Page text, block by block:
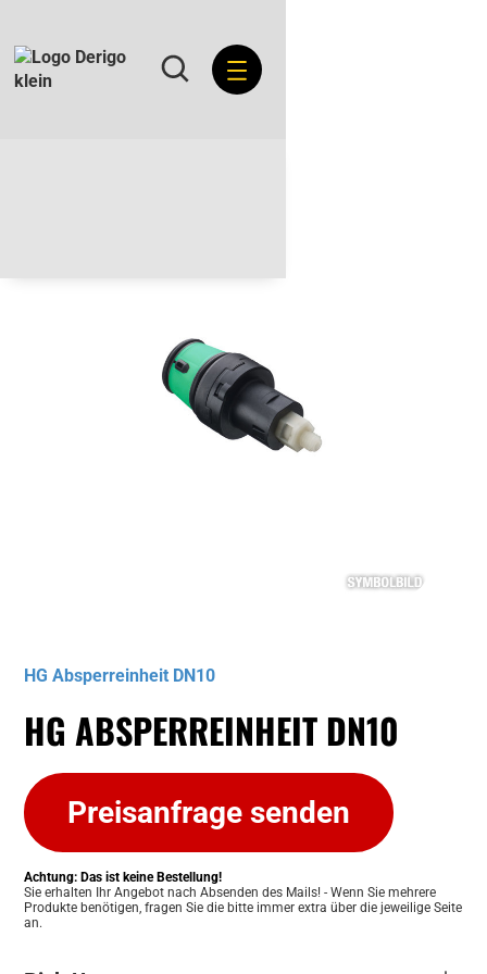
HG Absperreinheit DN10
HG ABSPERREINHEIT DN10
Preisanfrage senden
Achtung: Das ist keine Bestellung!
Sie erhalten Ihr Angebot nach Absenden des Mails! - Wenn Sie mehrere
Produkte benötigen, fragen Sie die bitte immer extra über die jeweilige Seite
an.